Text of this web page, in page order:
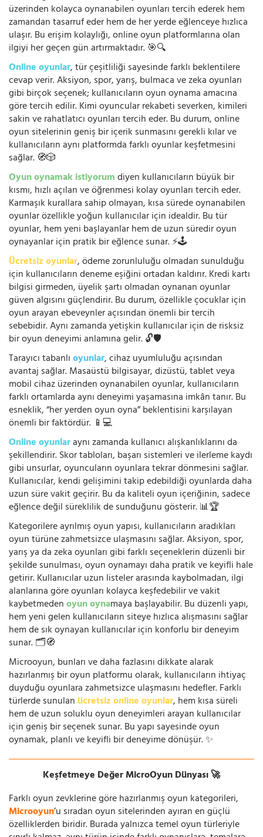
üzerinden kolayca oynanabilen oyunları tercih ederek hem
zamandan tasarruf eder hem de her yerde eğlenceye hızlıca
ulaşır. Bu erişim kolaylığı, online oyun platformlarına olan
ilgiyi her geçen gün artırmaktadır. 🎯🔍
Online oyunlar, tür çeşitliliği sayesinde farklı beklentilere
cevap verir. Aksiyon, spor, yarış, bulmaca ve zeka oyunları
gibi birçok seçenek; kullanıcıların oyun oynama amacına
göre tercih edilir. Kimi oyuncular rekabeti severken, kimileri
sakin ve rahatlatıcı oyunları tercih eder. Bu durum, online
oyun sitelerinin geniş bir içerik sunmasını gerekli kılar ve
kullanıcıların aynı platformda farklı oyunlar keşfetmesini
sağlar. 🧭🎲
Oyun oynamak istiyorumdiyen kullanıcıların büyük bir
kısmı, hızlı açılan ve öğrenmesi kolay oyunları tercih eder.
Karmaşık kurallara sahip olmayan, kısa sürede oynanabilen
oyunlar özellikle yoğun kullanıcılar için idealdir. Bu tür
oyunlar, hem yeni başlayanlar hem de uzun süredir oyun
oynayanlar için pratik bir eğlence sunar. ⚡🕹️
Ücretsiz oyunlar, ödeme zorunluluğu olmadan sunulduğu
için kullanıcıların deneme eşiğini ortadan kaldırır. Kredi kartı
bilgisi girmeden, üyelik şartı olmadan oynanan oyunlar
güven algısını güçlendirir. Bu durum, özellikle çocuklar için
oyun arayan ebeveynler açısından önemli bir tercih
sebebidir. Aynı zamanda yetişkin kullanıcılar için de risksiz
bir oyun deneyimi anlamına gelir. 🔓🛡️
Tarayıcı tabanlıoyunlar, cihaz uyumluluğu açısından
avantaj sağlar. Masaüstü bilgisayar, dizüstü, tablet veya
mobil cihaz üzerinden oynanabilen oyunlar, kullanıcıların
farklı ortamlarda aynı deneyimi yaşamasına imkân tanır. Bu
esneklik, “her yerden oyun oyna” beklentisini karşılayan
önemli bir faktördür. 📱💻
Online oyunlaraynı zamanda kullanıcı alışkanlıklarını da
şekillendirir. Skor tabloları, başarı sistemleri ve ilerleme kaydı
gibi unsurlar, oyuncuların oyunlara tekrar dönmesini sağlar.
Kullanıcılar, kendi gelişimini takip edebildiği oyunlarda daha
uzun süre vakit geçirir. Bu da kaliteli oyun içeriğinin, sadece
eğlence değil süreklilik de sunduğunu gösterir. 📊🏆
Kategorilere ayrılmış oyun yapısı, kullanıcıların aradıkları
oyun türüne zahmetsizce ulaşmasını sağlar. Aksiyon, spor,
yarış ya da zeka oyunları gibi farklı seçeneklerin düzenli bir
şekilde sunulması, oyun oynamayı daha pratik ve keyifli hale
getirir. Kullanıcılar uzun listeler arasında kaybolmadan, ilgi
alanlarına göre oyunları kolayca keşfedebilir ve vakit
kaybetmedenoyun oynamaya başlayabilir. Bu düzenli yapı,
hem yeni gelen kullanıcıların siteye hızlıca alışmasını sağlar
hem de sık oynayan kullanıcılar için konforlu bir deneyim
sunar. 🗂️🧭
Microoyun, bunları ve daha fazlasını dikkate alarak
hazırlanmış bir oyun platformu olarak, kullanıcıların ihtiyaç
duyduğu oyunlara zahmetsizce ulaşmasını hedefler. Farklı
türlerde sunulan ücretsiz online oyunlar, hem kısa süreli
hem de uzun soluklu oyun deneyimleri arayan kullanıcılar
için geniş bir seçenek sunar. Bu yapı sayesinde oyun
oynamak, planlı ve keyifli bir deneyime dönüşür. ✨
Keşfetmeye Değer MicroOyun Dünyası 🚀
Farklı oyun zevklerine göre hazırlanmış oyun kategorileri,
Microoyun’u sıradan oyun sitelerinden ayıran en güçlü
özelliklerden biridir. Burada yalnızca temel oyun türleriyle